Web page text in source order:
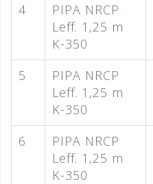
4
PIPA NRCP
Leff. 1,25 m
K-350
5
PIPA NRCP
Leff. 1,25 m
K-350
6
PIPA NRCP
Leff. 1,25 m
K-350